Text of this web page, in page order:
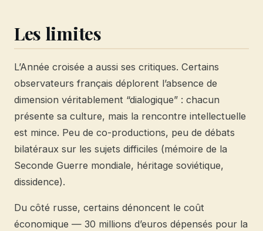
Les limites
L’Année croisée a aussi ses critiques. Certains
observateurs français déplorent l’absence de
dimension véritablement “dialogique” : chacun
présente sa culture, mais la rencontre intellectuelle
est mince. Peu de co-productions, peu de débats
bilatéraux sur les sujets difficiles (mémoire de la
Seconde Guerre mondiale, héritage soviétique,
dissidence).
Du côté russe, certains dénoncent le coût
économique — 30 millions d’euros dépensés pour la